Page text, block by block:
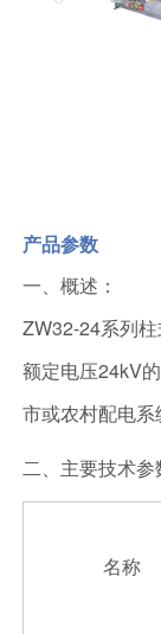
产品参数
一、概述：
ZW32-24系列
额定电压24kV
市或农村配电系
二、主要技术参
名称